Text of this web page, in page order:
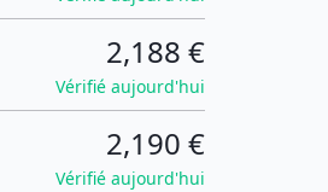
2,188 €
Vérifié aujourd'hui
2,190 €
Vérifié aujourd'hui